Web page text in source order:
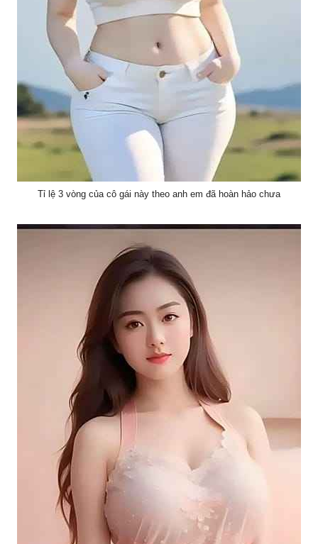
Tỉ lệ 3 vòng của cô gái này theo anh em đã hoàn hảo chưa